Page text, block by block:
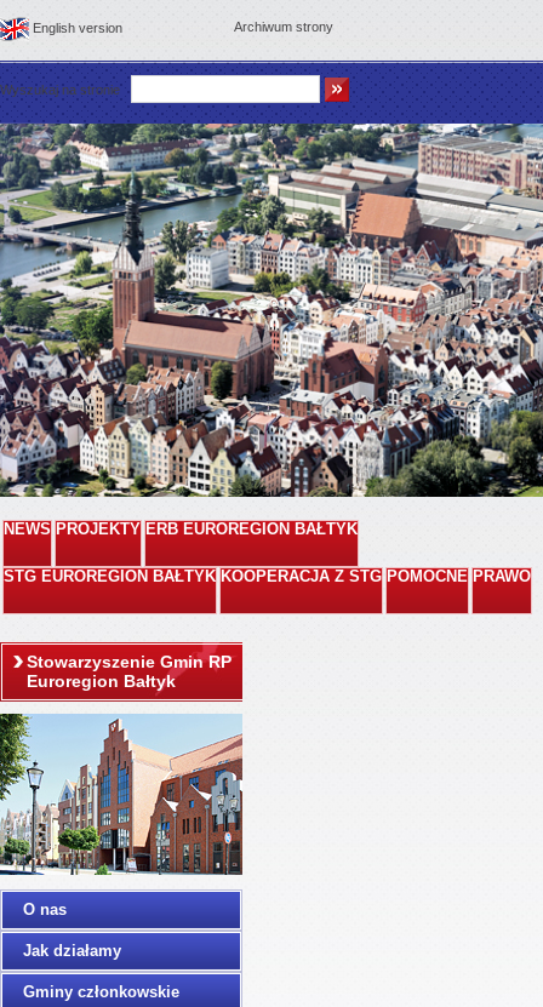
English version Archiwum strony
Wyszukaj na stronie
NEWS PROJEKTY ERB EUROREGION BAŁTYK
STG EUROREGION BAŁTYK KOOPERACJA Z STG POMOCNE PRAWO
Stowarzyszenie Gmin RP
Euroregion Bałtyk
O nas
Jak działamy
Gminy członkowskie